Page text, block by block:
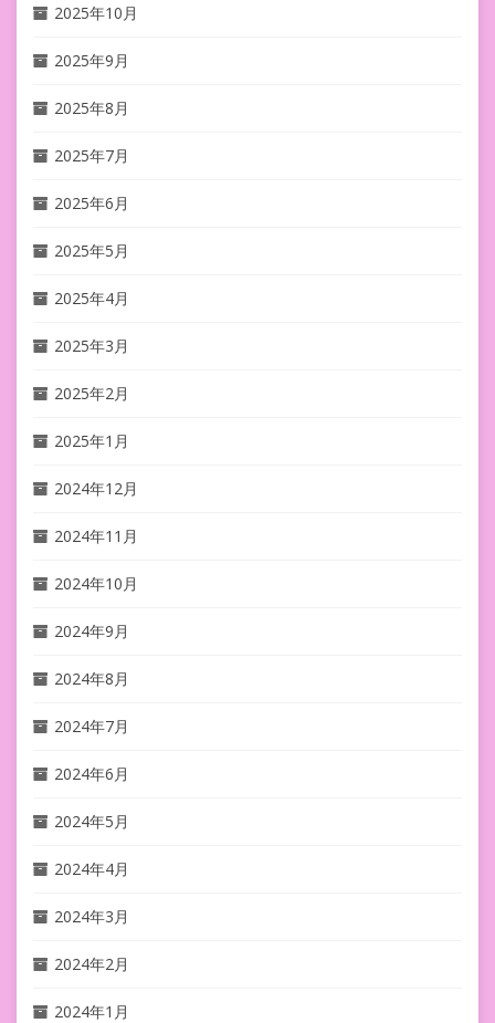
2025年10月
2025年9月
2025年8月
2025年7月
2025年6月
2025年5月
2025年4月
2025年3月
2025年2月
2025年1月
2024年12月
2024年11月
2024年10月
2024年9月
2024年8月
2024年7月
2024年6月
2024年5月
2024年4月
2024年3月
2024年2月
2024年1月